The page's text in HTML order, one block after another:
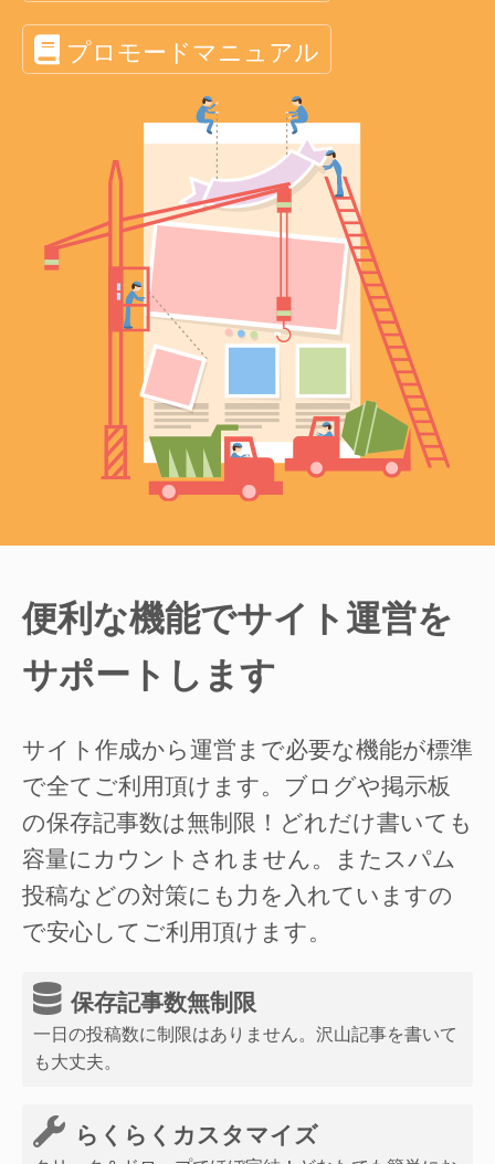
プロモードマニュアル
便利な機能でサイト運営を
サポートします
サイト作成から運営まで必要な機能が標準
で全てご利用頂けます。ブログや掲示板
の保存記事数は無制限！どれだけ書いても
容量にカウントされません。またスパム
投稿などの対策にも力を入れていますの
で安心してご利用頂けます。
保存記事数無制限
一日の投稿数に制限はありません。沢山記事を書いて
も大丈夫。
らくらくカスタマイズ